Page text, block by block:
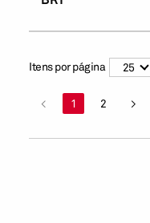
Itens por página 25
< 1 2 >